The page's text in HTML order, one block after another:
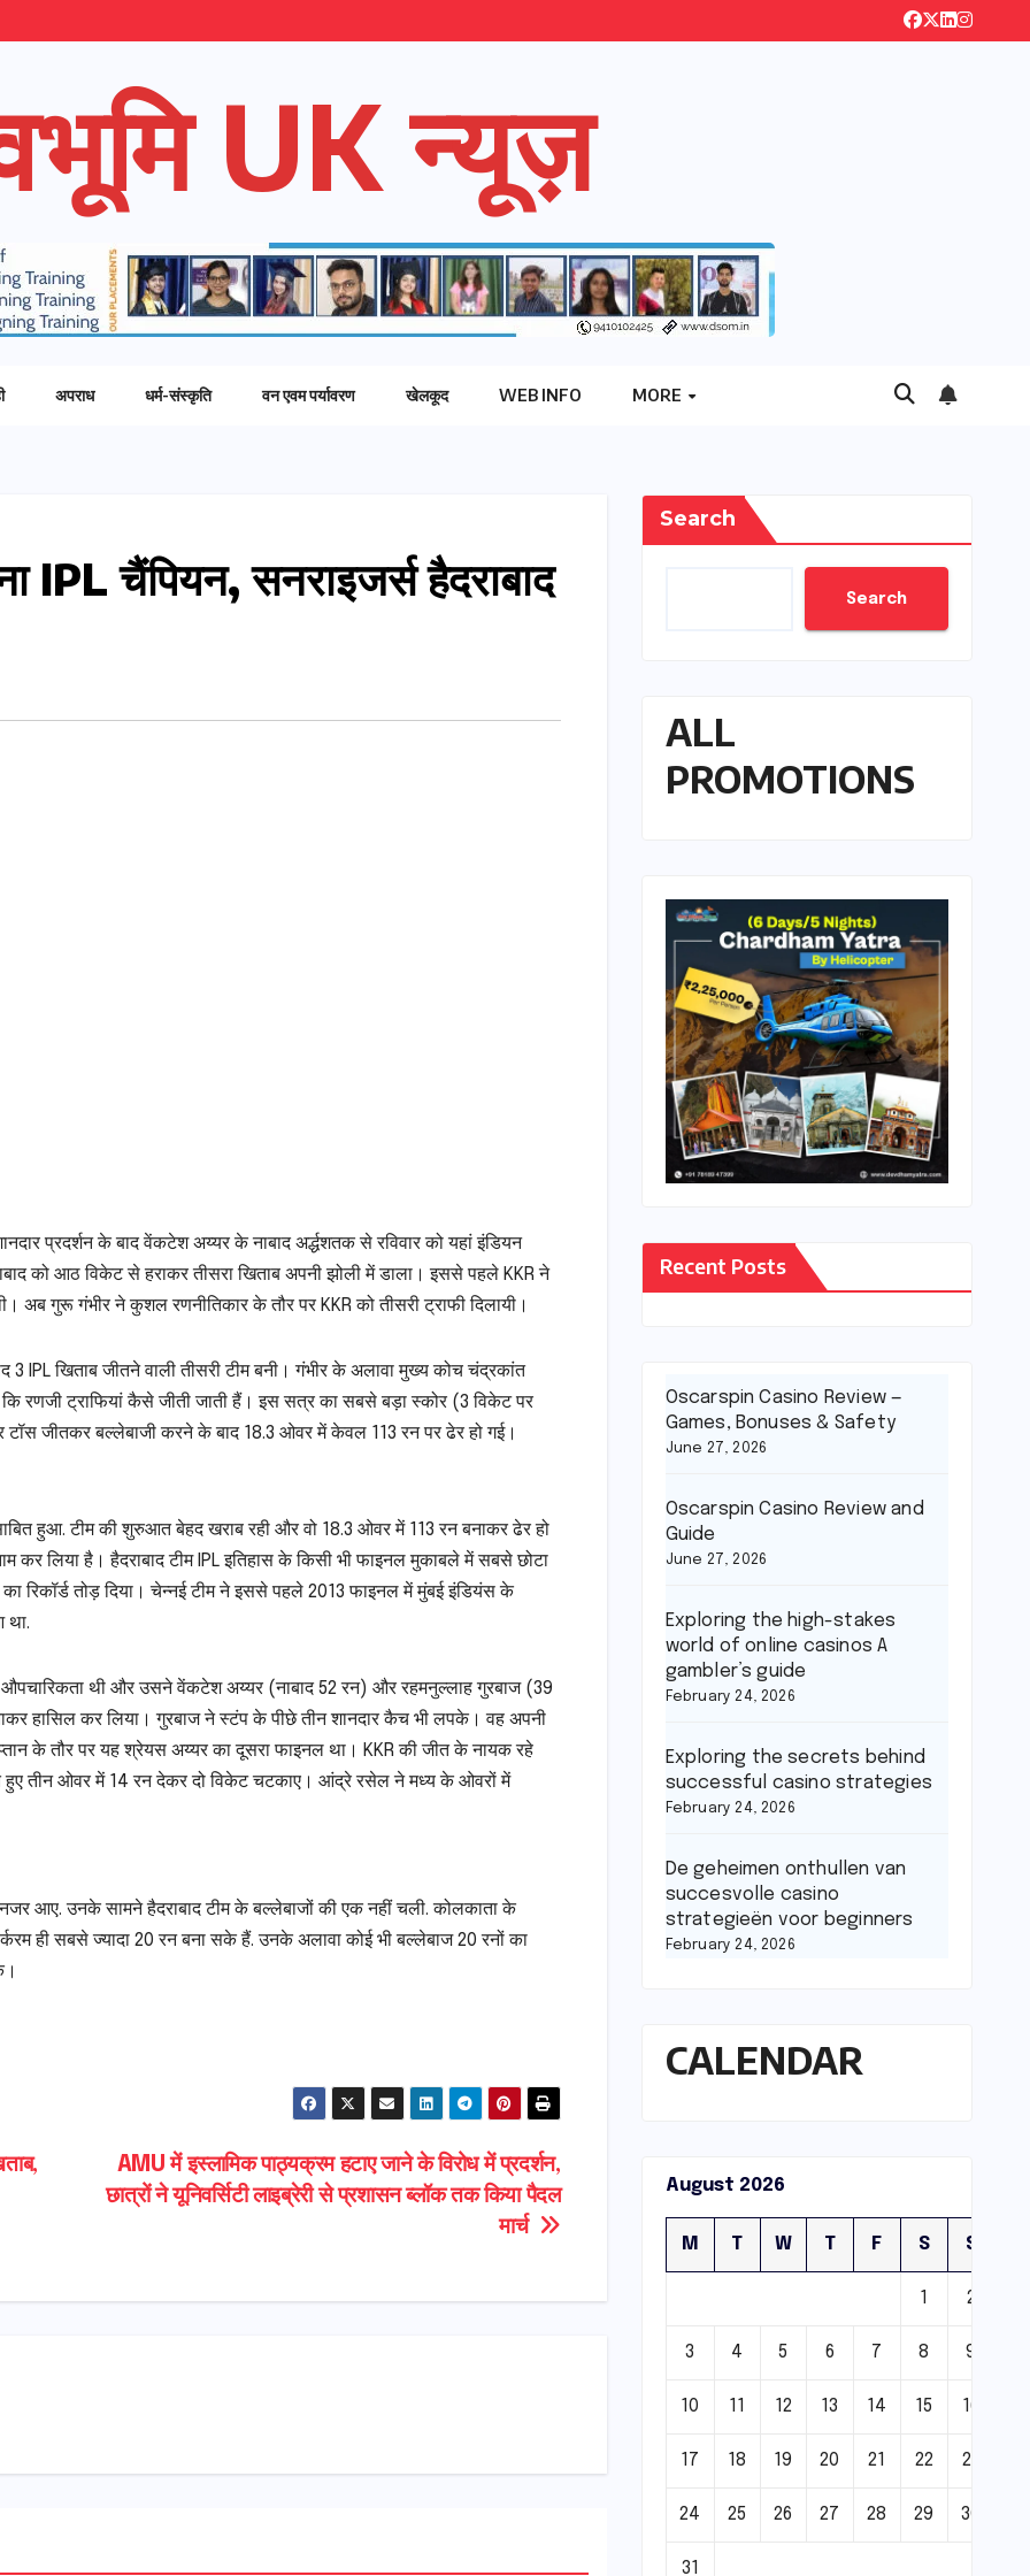
UK न्यूज़
अपराध धर्म-संस्कृति वन एवम पर्यावरण खेलकूद WEB INFO MORE
IPL चैंपियन, सनराइजर्स हैदराबाद
प्रदर्शन के बाद वेंकटेश अय्यर के नाबाद अर्द्धशतक से रविवार को यहां इंडियन
को आठ विकेट से हराकर तीसरा खिताब अपनी झोली में डाला। इससे पहले KKR ने
अब गुरू गंभीर ने कुशल रणनीतिकार के तौर पर KKR को तीसरी ट्राफी दिलायी।
IPL खिताब जीतने वाली तीसरी टीम बनी। गंभीर के अलावा मुख्य कोच चंद्रकांत
रणजी ट्राफियां कैसे जीती जाती हैं। इस सत्र का सबसे बड़ा स्कोर (3 विकेट पर
टॉस जीतकर बल्लेबाजी करने के बाद 18.3 ओवर में केवल 113 रन पर ढेर हो गई।
हुआ. टीम की शुरुआत बेहद खराब रही और वो 18.3 ओवर में 113 रन बनाकर ढेर हो
कर लिया है। हैदराबाद टीम IPL इतिहास के किसी भी फाइनल मुकाबले में सबसे छोटा
रिकॉर्ड तोड़ दिया। चेन्नई टीम ने इससे पहले 2013 फाइनल में मुंबई इंडियंस के
था.
थी और उसने वेंकटेश अय्यर (नाबाद 52 रन) और रहमनुल्लाह गुरबाज (39
हासिल कर लिया। गुरबाज ने स्टंप के पीछे तीन शानदार कैच भी लपके। वह अपनी
के तौर पर यह श्रेयस अय्यर का दूसरा फाइनल था। KKR की जीत के नायक रहे
हुए तीन ओवर में 14 रन देकर दो विकेट चटकाए। आंद्रे रसेल ने मध्य के ओवरों में
आए. उनके सामने हैदराबाद टीम के बल्लेबाजों की एक नहीं चली. कोलकाता के
ही सबसे ज्यादा 20 रन बना सके हैं. उनके अलावा कोई भी बल्लेबाज 20 रनों का
AMU में इस्लामिक पाठ्यक्रम हटाए जाने के विरोध में प्रदर्शन,
छात्रों ने यूनिवर्सिटी लाइब्रेरी से प्रशासन ब्लॉक तक किया पैदल
मार्च
Search
Search
ALL
PROMOTIONS
Recent Posts
Oscarspin Casino Review —
Games, Bonuses & Safety
June 27, 2026
Oscarspin Casino Review and
Guide
June 27, 2026
Exploring the high-stakes
world of online casinos A
gambler’s guide
February 24, 2026
Exploring the secrets behind
successful casino strategies
February 24, 2026
De geheimen onthullen van
succesvolle casino
strategieën voor beginners
February 24, 2026
CALENDAR
August 2026
M T W T F S S
1 2
3 4 5 6 7 8 9
10 11 12 13 14 15 16
17 18 19 20 21 22 23
24 25 26 27 28 29 30
31